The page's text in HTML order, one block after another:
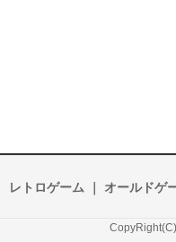
レトロゲーム ｜ オールドゲ